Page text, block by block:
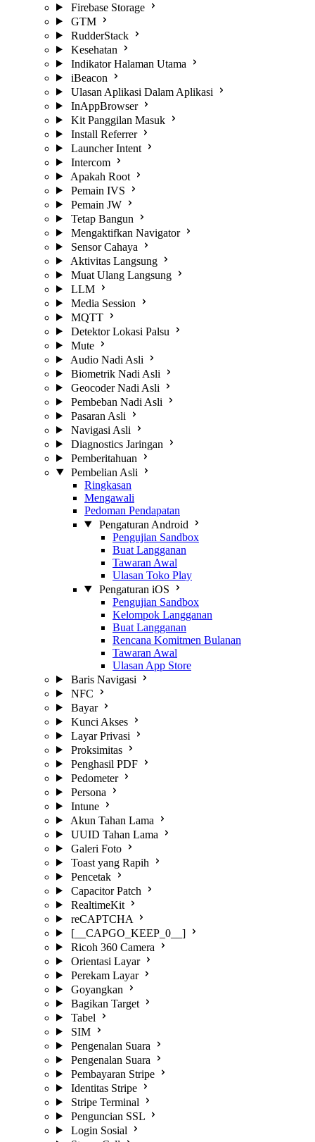
Firebase Storage
GTM
RudderStack
Kesehatan
Indikator Halaman Utama
iBeacon
Ulasan Aplikasi Dalam Aplikasi
InAppBrowser
Kit Panggilan Masuk
Install Referrer
Launcher Intent
Intercom
Apakah Root
Pemain IVS
Pemain JW
Tetap Bangun
Mengaktifkan Navigator
Sensor Cahaya
Aktivitas Langsung
Muat Ulang Langsung
LLM
Media Session
MQTT
Detektor Lokasi Palsu
Mute
Audio Nadi Asli
Biometrik Nadi Asli
Geocoder Nadi Asli
Pembeban Nadi Asli
Pasaran Asli
Navigasi Asli
Diagnostics Jaringan
Pemberitahuan
Pembelian Asli
Ringkasan
Mengawali
Pedoman Pendapatan
Pengaturan Android
Pengujian Sandbox
Buat Langganan
Tawaran Awal
Ulasan Toko Play
Pengaturan iOS
Pengujian Sandbox
Kelompok Langganan
Buat Langganan
Rencana Komitmen Bulanan
Tawaran Awal
Ulasan App Store
Baris Navigasi
NFC
Bayar
Kunci Akses
Layar Privasi
Proksimitas
Penghasil PDF
Pedometer
Persona
Intune
Akun Tahan Lama
UUID Tahan Lama
Galeri Foto
Toast yang Rapih
Pencetak
Capacitor Patch
RealtimeKit
reCAPTCHA
[__CAPGO_KEEP_0__]
Ricoh 360 Camera
Orientasi Layar
Perekam Layar
Goyangkan
Bagikan Target
Tabel
SIM
Pengenalan Suara
Pengenalan Suara
Pembayaran Stripe
Identitas Stripe
Stripe Terminal
Penguncian SSL
Login Sosial